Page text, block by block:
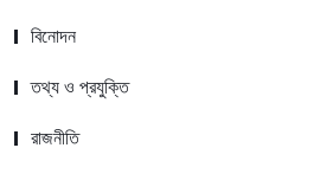
বিনোদন
তথ্য ও প্রযুক্তি
রাজনীতি